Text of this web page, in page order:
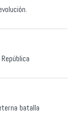
batalla